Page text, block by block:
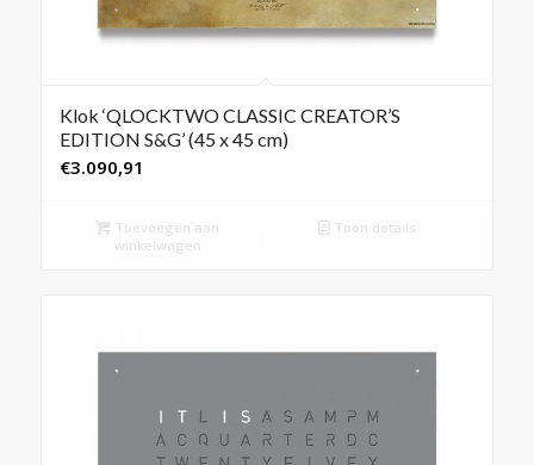
Klok ‘QLOCKTWO CLASSIC CREATOR’S
EDITION S&G’ (45 x 45 cm)
€3.090,91
Toevoegen aan
winkelwagen
Toon details